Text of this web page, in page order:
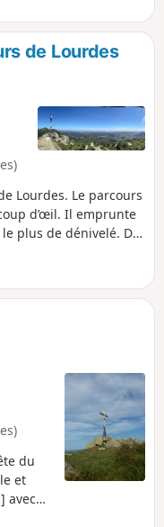
de Lourdes
Lourdes. Le parcours
d’œil. Il emprunte
plus de dénivelé. Du
à 719m, on
installation du
loin, c'est l'entrée de
82 m de profondeur.
du
et
avec